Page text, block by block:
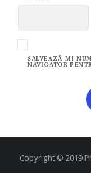
SALVEAZĂ-MI
NAVIGATOR
Copyright © 2019